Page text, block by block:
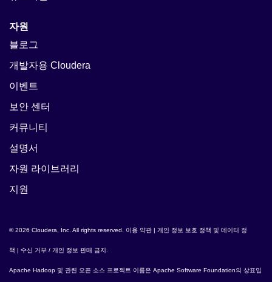
자원
블로그
개발자용 Cloudera
이벤트
보안 센터
커뮤니티
설명서
자원 라이브러리
지원
© 2026 Cloudera, Inc. All rights reserved. 이용 약관 | 개인 정보 보호 정책 및 데이터 정
책 | 수신 거부 / 개인 정보 판매 금지
Apache Hadoop 및 관련 오픈 소스 프로젝트 이름은 Apache Software Foundation의 상표입